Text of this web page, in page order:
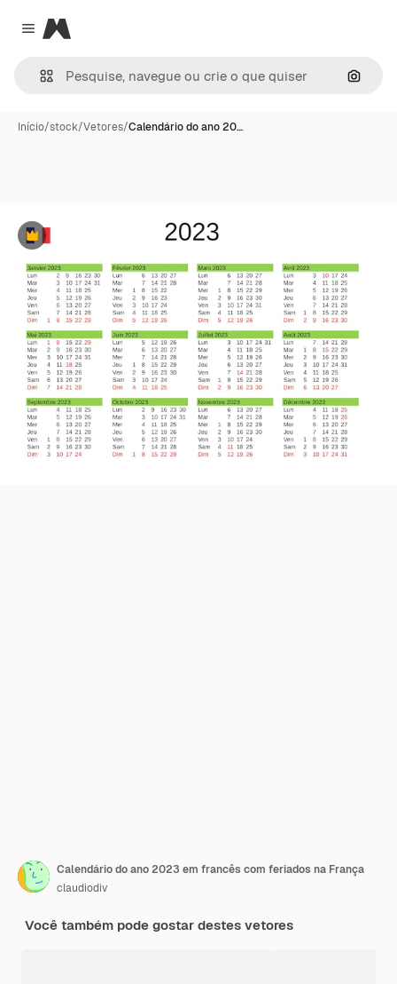
Close menu
Magnific
Início/stock/Vetores/Calendário do ano 20…
Premium
Calendário do ano 2023 em francês com feriados na França
claudiodiv
Você também pode gostar destes vetores